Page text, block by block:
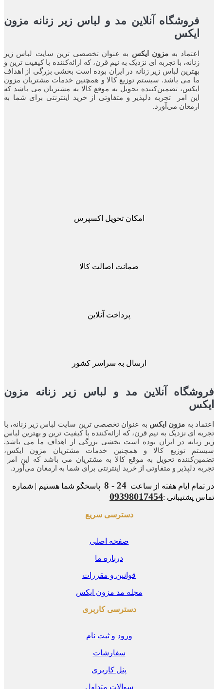
فروشگاه آنلاین مد و لباس زیر زنانه مزون
ایکس
اعتماد بهمزون ایکس به عنوان تخصصی ترین سایت لباس زیر
زنانه، با تجربه ای نزدیک به نیم قرن، که ارائه‌کننده با کیفیت ترین و
بهترین لباس زیر زنانه در ایران بوده ‌است بخشی بزرگی از اهداف
ما می باشد. سیستم توزیع کالا و همچنین خدمات مشتریان مزون
ایکس، تضمین‌کننده‌ تحویل به موقع کالا به مشتریان می باشد که
این امر تجربه‌ دلپذیر و متفاوتی از خرید اینترنتی برای شما به
ارمغان می‌آورد.
امکان تحویل اکسپرس
ضمانت اصالت کالا
پرداخت آنلاین
ارسال به سراسر کشور
آنلاین مد و لباس زیر زنانه مزون
بهمزون ایکس به عنوان تخصصی ترین سایت لباس زیر زنانه، با
ای نزدیک به نیم قرن، که ارائه‌کننده با کیفیت ترین و بهترین لباس
زنانه در ایران بوده ‌است بخشی بزرگی از اهداف ما می باشد.
توزیع کالا و همچنین خدمات مشتریان مزون ایکس،
تحویل به موقع کالا به مشتریان می باشد که این امر
دلپذیر و متفاوتی از خرید اینترنتی برای شما به ارمغان می‌آورد.
ایام هفته از ساعت24 - 8
پاسخگو شما هستیم | شماره
پشتیبانی :09398017454
دسترسی سریع
صفحه اصلی
درباره ما
قوانین و مقررات
مجله مد مزون ایکس
دسترسی کاربری
ورود و ثبت نام
سفارشات
پنل کاربری
سوالات متداول